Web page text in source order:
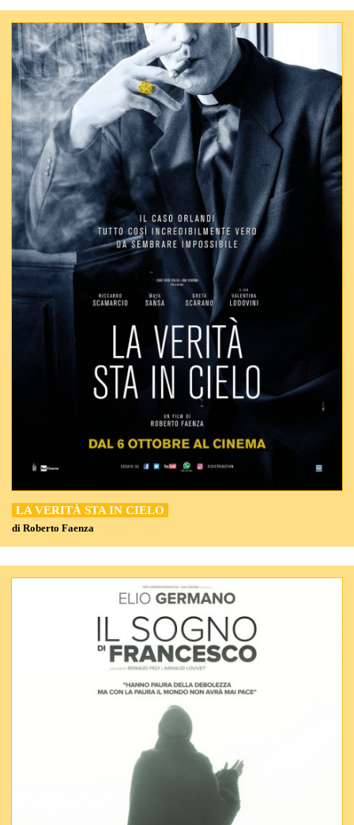
LA VERITÀ STA IN CIELO
di Roberto Faenza